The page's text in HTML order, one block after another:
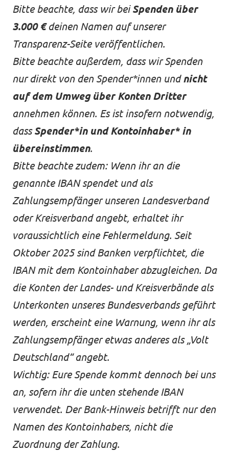
Bitte beachte, dass wir beiSpenden über
3.000 €deinen Namen auf unserer
Transparenz-Seite veröffentlichen.
Bitte beachte außerdem, dass wir Spenden
nur direkt von den Spender*innen undnicht
auf dem Umweg über Konten Dritter
annehmen können. Es ist insofern notwendig,
dassSpender*in und Kontoinhaber* in
übereinstimmen.
Bitte beachte zudem: Wenn ihr an die
genannte IBAN spendet und als
Zahlungsempfänger unseren Landesverband
oder Kreisverband angebt, erhaltet ihr
voraussichtlich eine Fehlermeldung. Seit
Oktober 2025 sind Banken verpflichtet, die
IBAN mit dem Kontoinhaber abzugleichen. Da
die Konten der Landes- und Kreisverbände als
Unterkonten unseres Bundesverbands geführt
werden, erscheint eine Warnung, wenn ihr als
Zahlungsempfänger etwas anderes als „Volt
Deutschland“ angebt.
Wichtig: Eure Spende kommt dennoch bei uns
an, sofern ihr die unten stehende IBAN
verwendet. Der Bank-Hinweis betrifft nur den
Namen des Kontoinhabers, nicht die
Zuordnung der Zahlung.